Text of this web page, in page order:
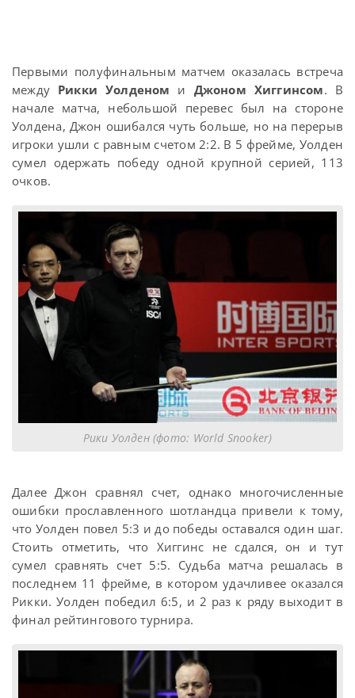
Первыми полуфинальным матчем оказалась встреча
между Рикки Уолденом и Джоном Хиггинсом. В
начале матча, небольшой перевес был на стороне
Уолдена, Джон ошибался чуть больше, но на перерыв
игроки ушли с равным счетом 2:2. В 5 фрейме, Уолден
сумел одержать победу одной крупной серией, 113
очков.
Рики Уолден (фото: World Snooker)
Далее Джон сравнял счет, однако многочисленные
ошибки прославленного шотландца привели к тому,
что Уолден повел 5:3 и до победы оставался один шаг.
Стоить отметить, что Хиггинс не сдался, он и тут
сумел сравнять счет 5:5. Судьба матча решалась в
последнем 11 фрейме, в котором удачливее оказался
Рикки. Уолден победил 6:5, и 2 раз к ряду выходит в
финал рейтингового турнира.